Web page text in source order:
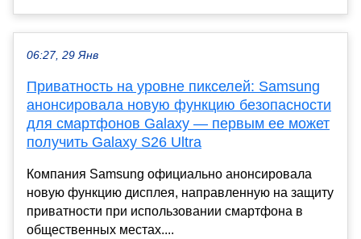
06:27, 29 Янв
Приватность на уровне пикселей: Samsung
анонсировала новую функцию безопасности
для смартфонов Galaxy — первым ее может
получить Galaxy S26 Ultra
Компания Samsung официально анонсировала
новую функцию дисплея, направленную на защиту
приватности при использовании смартфона в
общественных местах....